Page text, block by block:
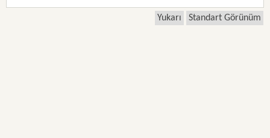
Yukarı Standart Görünüm